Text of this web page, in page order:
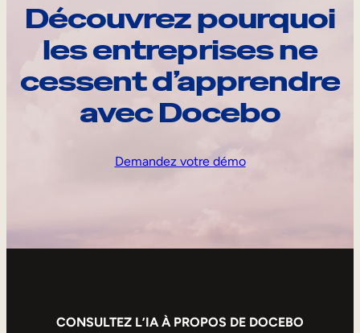
Découvrez pourquoi
les entreprises ne
cessent d’apprendre
avec Docebo
Demandez votre démo
CONSULTEZ L’IA À PROPOS DE DOCEBO